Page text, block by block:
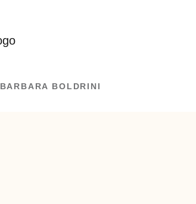
BARBARA BOLDRINI